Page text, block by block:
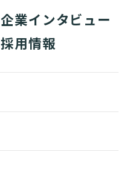
企業インタビュー
採用情報